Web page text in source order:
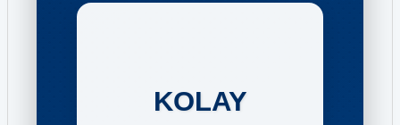
KOLAY